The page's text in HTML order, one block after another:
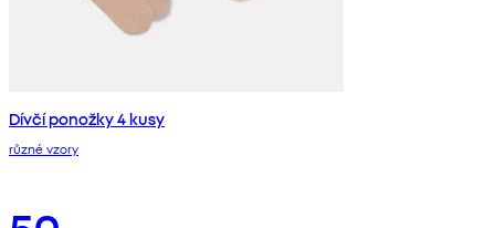
Dívčí ponožky 4 kusy
různé vzory